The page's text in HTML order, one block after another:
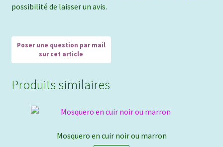
possibilité de laisser un avis.
Produits similaires
Mosquero en cuir noir ou marron